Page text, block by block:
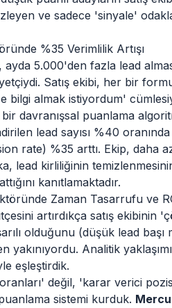
ve sadece 'sinyale'
%35 Verimlilik Artışı
ayda 5.000'den fazla lead
Satış ekibi, her bir
bilgi almak istiyordum'
davranışsal puanlama
lead sayısı %40
rate) %35 arttı. Ekip, daha
lead kirliliğinin
kanıtlamaktadır.
Zaman Tasarrufu ve
artırdıkça satış ekibinin
olduğunu (düşük lead
yakınıyordu. Analitik
eşleştirdik.
değil, 'karar verici
sistemi kurduk.